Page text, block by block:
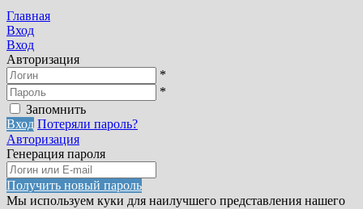
Главная
Вход
Вход
Авторизация
*
*
Запомнить
Вход Потеряли пароль?
Авторизация
Генерация пароля
Получить новый пароль
Мы используем куки для наилучшего представления нашего